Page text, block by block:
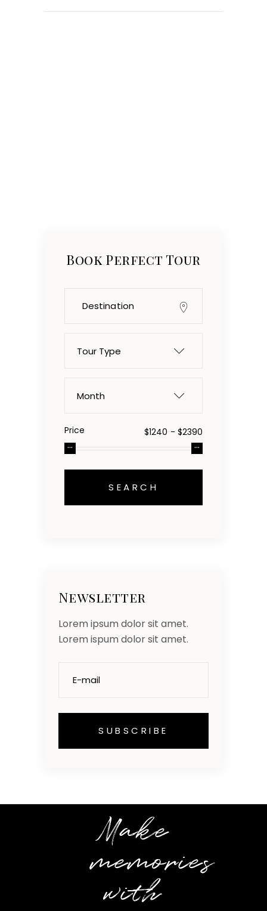
Book Perfect Tour
Tour Type
Month
Price
Newsletter
Lorem ipsum dolor sit amet.
Lorem ispum dolor sit amet.
Make
memories
with